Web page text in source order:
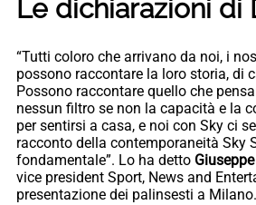
Le dichiarazioni di
“Tutti coloro che arrivano da noi, i
possono raccontare la loro storia, di
Possono raccontare quello che
nessun filtro se non la capacità e la
per sentirsi a casa, e noi con Sky ci
racconto della contemporaneità Sky
fondamentale”. Lo ha detto
vice president Sport, News and
presentazione dei palinsesti a Milano.